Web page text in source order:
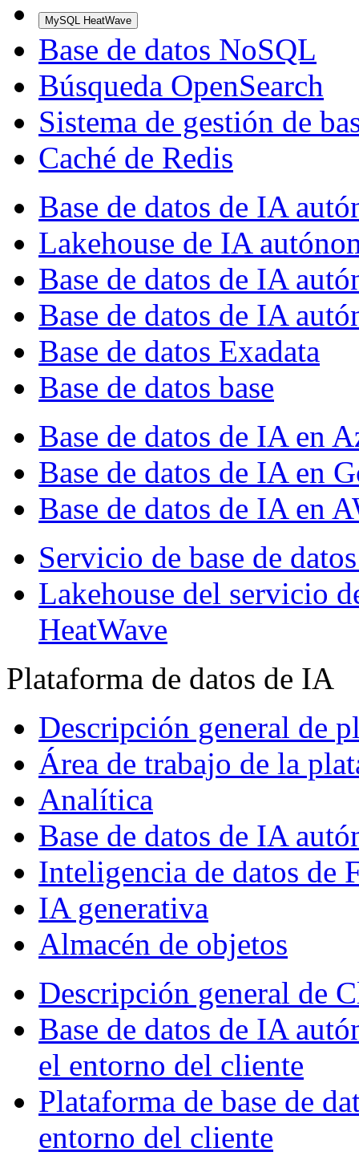
MySQL HeatWave
Base de datos NoSQL
Búsqueda OpenSearch
Sistema de gestión de
Caché de Redis
Base de datos de IA
Lakehouse de IA
Base de datos de IA
Base de datos de IA
Base de datos Exadata
Base de datos base
Base de datos de IA en
Base de datos de IA en
Base de datos de IA en
Servicio de base de
Lakehouse del servicio
HeatWave
Plataforma de datos de IA
Descripción general de
Área de trabajo de la
Analítica
Base de datos de IA
Inteligencia de datos de
IA generativa
Almacén de objetos
Descripción general de
Base de datos de IA
el entorno del cliente
Plataforma de base de
entorno del cliente